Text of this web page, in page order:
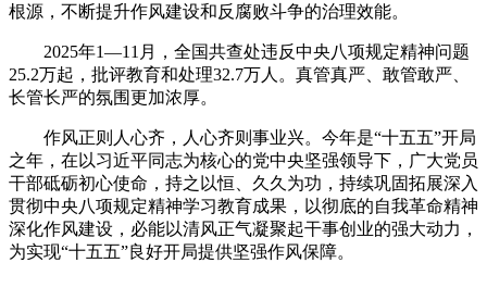
根源，不断提升作风建设和反腐败斗争的治理效能。
2025年1—11月，全国共查处违反中央八项规定精神问题
25.2万起，批评教育和处理32.7万人。真管真严、敢管敢严、
长管长严的氛围更加浓厚。
作风正则人心齐，人心齐则事业兴。今年是“十五五”开局
之年，在以习近平同志为核心的党中央坚强领导下，广大党员
干部砥砺初心使命，持之以恒、久久为功，持续巩固拓展深入
贯彻中央八项规定精神学习教育成果，以彻底的自我革命精神
深化作风建设，必能以清风正气凝聚起干事创业的强大动力，
为实现“十五五”良好开局提供坚强作风保障。